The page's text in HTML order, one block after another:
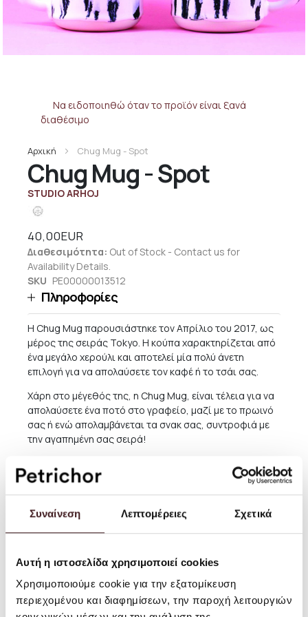
Συναίνεση Λεπτομέρειες Σχετικά
Αυτή η ιστοσελίδα χρησιμοποιεί cookies
Χρησιμοποιούμε cookie για την εξατομίκευση
περιεχομένου και διαφημίσεων, την παροχή λειτουργιών
Chug Mug - Spot
STUDIO ARHOJ
Αρχική Chug Mug - Spot
Διαθεσιμότητα: Out of Stock - Contact us for
Availability Details.
SKU PE00000013512
40,00EUR
Να ειδοποιηθώ όταν το προϊόν είναι ξανά
διαθέσιμο
Πληροφορίες
Η Chug Mug παρουσιάστηκε τον Απρίλιο του 2017, ως
μέρος της σειράς Tokyo. Η κούπα χαρακτηρίζεται από
ένα μεγάλο χερούλι και αποτελεί μία πολύ άνετη
επιλογή για να απολαύσετε τον καφέ ή το τσάι σας.
Χάρη στο μέγεθός της, η Chug Mug, είναι τέλεια για να
απολαύσετε ένα ποτό στο γραφείο, μαζί με το πρωινό
σας ή ενώ απολαμβάνεται τα σνακ σας, συντροφιά με
την αγαπημένη σας σειρά!
Μέγεθος: 8,5 x 13 εκ. Χωρητικότητα: +/- 340ml/ 11,5 fl oz
Οδηγίες χρήσης: Πλένετε στο χέρι
Προσοχή: Η φωτογραφίες είναι απλώς ενδεικτικές.
διαφοροποιήσεις
Αποστολές και Επιστροφές